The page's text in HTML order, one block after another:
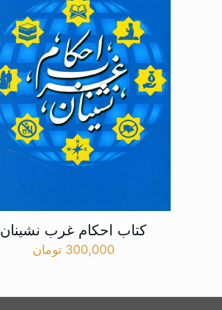
کتاب احکام غرب نشینان
300,000 تومان